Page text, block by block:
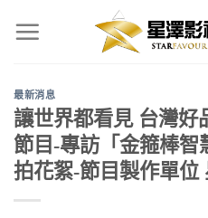
最新消息
讓世界都看見 台灣好
節目-專訪「金箍棒智
拍花絮-節目製作單位